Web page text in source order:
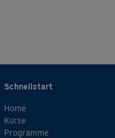
Schnellstart
Home
Kurse
Programme